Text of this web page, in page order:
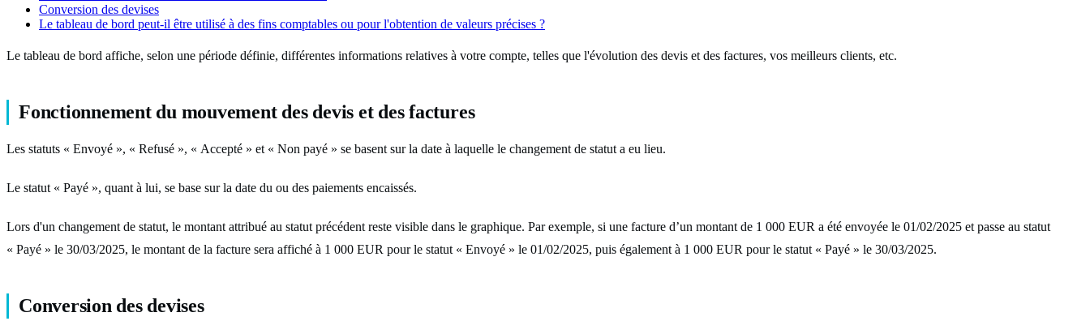
Conversion des devises
Le tableau de bord peut-il être utilisé à des fins comptables ou pour l'obtention de valeurs précises ?
Le tableau de bord affiche, selon une période définie, différentes informations relatives à votre compte, telles que l'évolution des devis et des factures, vos meilleurs clients, etc.
Fonctionnement du mouvement des devis et des factures
Les statuts « Envoyé », « Refusé », « Accepté » et « Non payé » se basent sur la date à laquelle le changement de statut a eu lieu.
Le statut « Payé », quant à lui, se base sur la date du ou des paiements encaissés.
Lors d'un changement de statut, le montant attribué au statut précédent reste visible dans le graphique. Par exemple, si une facture d’un montant de 1 000 EUR a été envoyée le 01/02/2025 et passe au statut
« Payé » le 30/03/2025, le montant de la facture sera affiché à 1 000 EUR pour le statut « Envoyé » le 01/02/2025, puis également à 1 000 EUR pour le statut « Payé » le 30/03/2025.
Conversion des devises